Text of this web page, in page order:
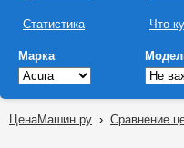
Статистика Что
Марка
ЦенаМашин.ру › Сравнение